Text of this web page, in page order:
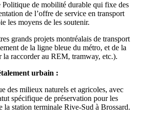
Politique de mobilité durable qui fixe des
de l’offre de service en transport
les moyens de les soutenir.
grands projets montréalais de transport
de la ligne bleue du métro, et de la
la raccorder au REM, tramway, etc.).
urbain :
des milieux naturels et agricoles, avec
spécifique de préservation pour les
la station terminale Rive-Sud à Brossard.